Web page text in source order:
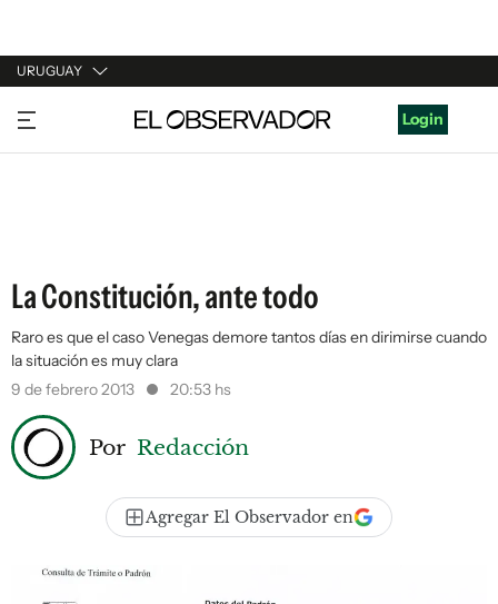
URUGUAY
URUGUAY
ARGENTINA
Login
La Constitución, ante todo
Raro es que el caso Venegas demore tantos días en dirimirse cuando
la situación es muy clara
9 de febrero 2013
20:53 hs
Por Redacción
Agregar El Observador en